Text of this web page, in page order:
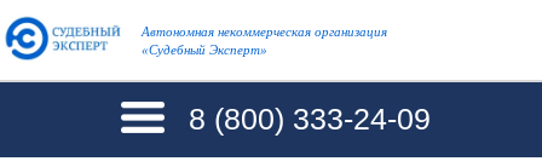
Автономная некоммерческая организация
«Судебный Эксперт»
8 (800) 333-24-09